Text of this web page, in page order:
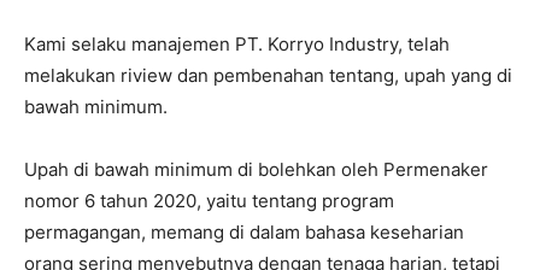
Kami selaku manajemen PT. Korryo Industry, telah
melakukan riview dan pembenahan tentang, upah yang di
bawah minimum.
Upah di bawah minimum di bolehkan oleh Permenaker
nomor 6 tahun 2020, yaitu tentang program
permagangan, memang di dalam bahasa keseharian
orang sering menyebutnya dengan tenaga harian, tetapi